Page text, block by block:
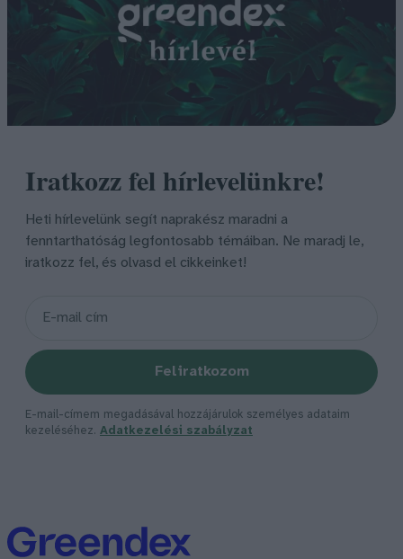
Iratkozz fel hírlevelünkre!
Heti hírlevelünk segít naprakész maradni a
fenntarthatóság legfontosabb témáiban. Ne maradj le,
iratkozz fel, és olvasd el cikkeinket!
Feliratkozom
E-mail-címem megadásával hozzájárulok személyes adataim
kezeléséhez. Adatkezelési szabályzat